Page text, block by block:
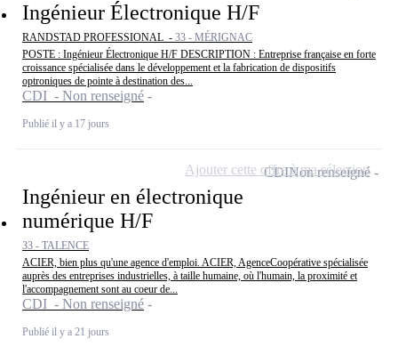
Ingénieur Électronique H/F
RANDSTAD PROFESSIONAL - 33 - MÉRIGNAC
POSTE : Ingénieur Électronique H/F DESCRIPTION : Entreprise française en forte
croissance spécialisée dans le développement et la fabrication de dispositifs
optroniques de pointe à destination des...
CDI - Non renseigné
Publié il y a 17 jours
Ingénieur en électronique
numérique H/F
33 - TALENCE
ACIER, bien plus qu'une agence d'emploi. ACIER, AgenceCoopérative spécialisée
auprès des entreprises industrielles, à taille humaine, où l'humain, la proximité et
l'accompagnement sont au coeur de...
CDI - Non renseigné
Publié il y a 21 jours
CDINon renseigné
Ajouter cette offre à ma sélection